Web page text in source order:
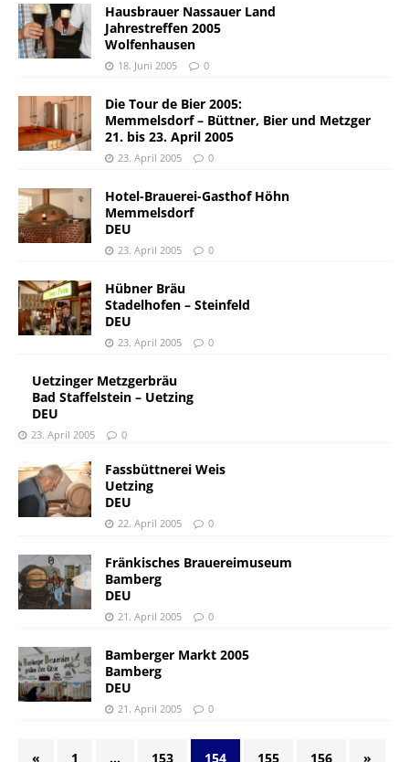
Hausbrauer Nassauer Land
Jahrestreffen 2005
Wolfenhausen
18. Juni 2005 0
Die Tour de Bier 2005:
Memmelsdorf – Büttner, Bier und Metzger
21. bis 23. April 2005
23. April 2005 0
Hotel-Brauerei-Gasthof Höhn
Memmelsdorf
DEU
23. April 2005 0
Hübner Bräu
Stadelhofen – Steinfeld
DEU
23. April 2005 0
Uetzinger Metzgerbräu
Bad Staffelstein – Uetzing
DEU
23. April 2005 0
Fassbüttnerei Weis
Uetzing
DEU
22. April 2005 0
Fränkisches Brauereimuseum
Bamberg
DEU
21. April 2005 0
Bamberger Markt 2005
Bamberg
DEU
21. April 2005 0
« 1 … 153 154 155 156 »